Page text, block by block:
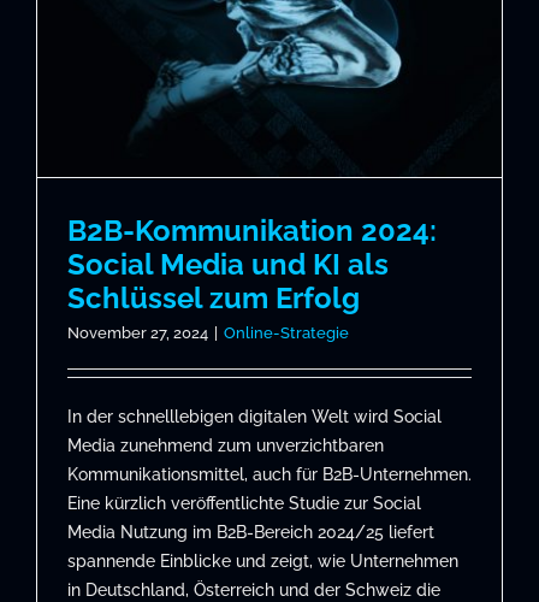
B2B-Kommunikation 2024:
Social Media und KI als
Schlüssel zum Erfolg
November 27, 2024 Online-Strategie
In der schnelllebigen digitalen Welt wird Social
Media zunehmend zum unverzichtbaren
Kommunikationsmittel, auch für B2B-Unternehmen.
Eine kürzlich veröffentlichte Studie zur Social
Media Nutzung im B2B-Bereich 2024/25 liefert
spannende Einblicke und zeigt, wie Unternehmen
in Deutschland, Österreich und der Schweiz die